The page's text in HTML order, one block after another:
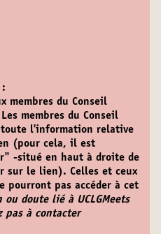
:
membres du Conseil
Les membres du Conseil
toute l'information relative
(pour cela, il est
-situé en haut à droite de
sur le lien). Celles et ceux
pourront pas accéder à cet
doute lié à UCLGMeets
pas à contacter